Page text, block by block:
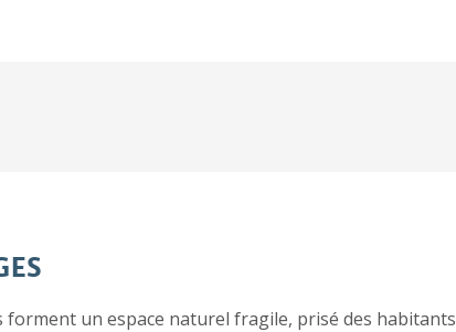
forment un espace naturel fragile, prisé des habitants